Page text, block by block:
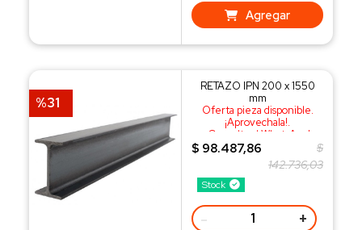
Agregar
%31
Stock
RETAZO IPN 200 x 1550
mm
Oferta pieza disponible.
¡Aprovechala!.
¡Consulta al WhatsApp!
$ 98.487,86
$
142.736,03
- +